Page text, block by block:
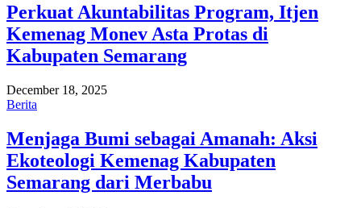
Perkuat Akuntabilitas Program, Itjen
Kemenag Monev Asta Protas di
Kabupaten Semarang
December 18, 2025
Berita
Menjaga Bumi sebagai Amanah: Aksi
Ekoteologi Kemenag Kabupaten
Semarang dari Merbabu